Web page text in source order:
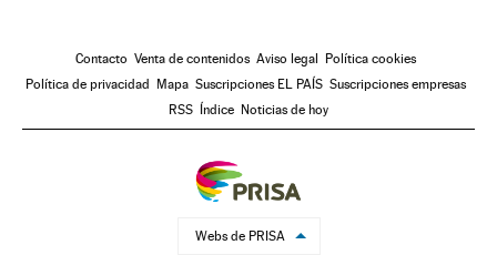
Contacto Venta de contenidos Aviso legal
Política cookies
Política de privacidad
Mapa Suscripciones EL PAÍS Suscripciones empresas
RSS
Índice Noticias de hoy
Webs de PRISA